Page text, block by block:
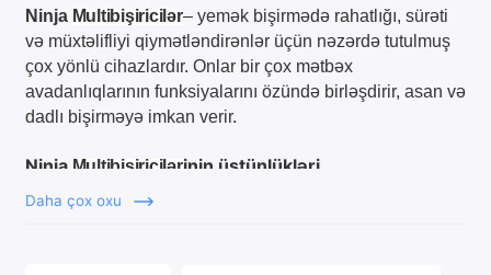
Kiçik mətbəx texnikası
Ev üçün kiçik məişət texnikası
NINJA Məişət texnikası
Ninja Multibişiricilər– yemək bişirmədə rahatlığı, sürəti
və müxtəlifliyi qiymətləndirənlər üçün nəzərdə tutulmuş
çox yönlü cihazlardır. Onlar bir çox mətbəx
avadanlıqlarının funksiyalarını özündə birləşdirir, asan və
dadlı bişirməyə imkan verir.
Ninja Multibişiricilərinin üstünlükləri
Çoxqatlılıq
Daha çox oxu